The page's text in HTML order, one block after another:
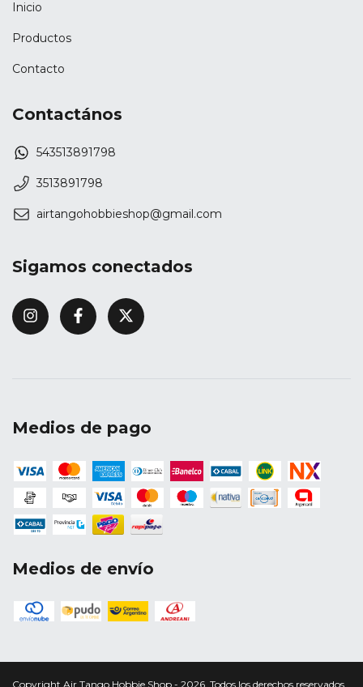
Inicio
Productos
Contacto
Contactános
543513891798
3513891798
airtangohobbieshop@gmail.com
Sigamos conectados
Medios de pago
Medios de envío
Copyright Air Tango Hobbie Shop - 2026. Todos los derechos reservados.